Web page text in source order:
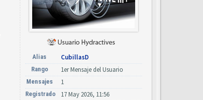
Alias CubillasD
Rango 1er Mensaje del Usuario
Mensajes 1
Registrado 17 May 2026, 11:56